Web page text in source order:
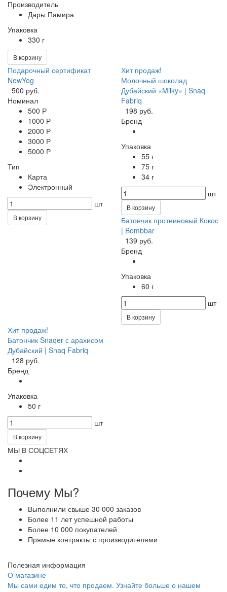
Производитель
Дары Памира
Упаковка
330 г
В корзину
Подарочный сертификат
NewYog
500 руб.
Номинал
500 Р
1000 Р
2000 Р
3000 Р
5000 Р
Тип
Карта
Электронный
шт
В корзину
Хит продаж!
Молочный шоколад
Дубайский «Milky» | Snaq
Fabriq
198 руб.
Бренд
Упаковка
55 г
75 г
34 г
шт
В корзину
Батончик протеиновый Кокос
| Bombbar
139 руб.
Бренд
Упаковка
60 г
шт
В корзину
Хит продаж!
Батончик Snaqer с арахисом
Дубайский | Snaq Fabriq
128 руб.
Бренд
Упаковка
50 г
шт
В корзину
МЫ В СОЦСЕТЯХ
Почему Мы?
Выполнили свыше 30 000 заказов
Более 11 лет успешной работы
Более 10 000 покупателей
Прямые контракты с производителями
Полезная информация
О магазине
Мы сами едим то, что продаем. Узнайте больше о нашем